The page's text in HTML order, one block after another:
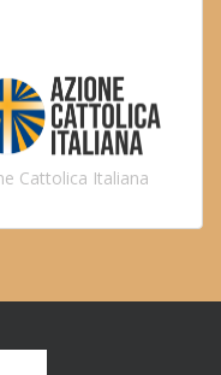
Cattolica Italiana